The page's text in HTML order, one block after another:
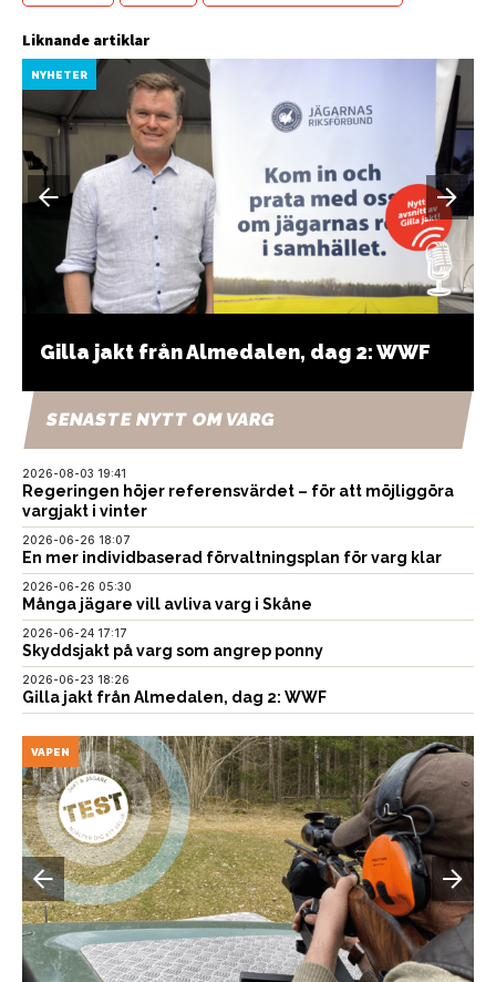
Liknande artiklar
NYHETER
Gilla jakt från Almedalen, dag 2: WWF
SENASTE NYTT OM VARG
2026-08-03 19:41
Regeringen höjer referensvärdet – för att möjliggöra
vargjakt i vinter
2026-06-26 18:07
En mer individbaserad förvaltningsplan för varg klar
2026-06-26 05:30
Många jägare vill avliva varg i Skåne
2026-06-24 17:17
Skyddsjakt på varg som angrep ponny
2026-06-23 18:26
Gilla jakt från Almedalen, dag 2: WWF
VAPEN